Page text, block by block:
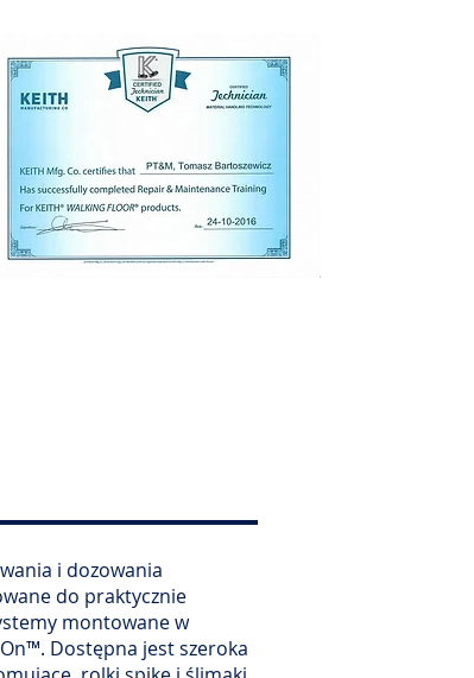
i dozowania
do praktycznie
montowane w
Dostępna jest szeroka